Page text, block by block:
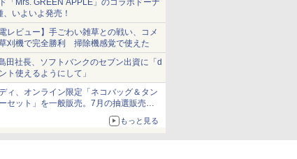
「Mrs. GREEN APPLE」のコラボドーナ
、いよいよ発売！
電レビュー】手ごわい雑草との戦い、コメ
刈機で完全勝利 掃除機感覚で使えた
田社長、ソフトバンクのセブン出資に「d
ト使えるようにして」
ィ、オンライン限定「ネコバッグ＆タン
セット」を一般販売。7月の抽選販売の
もっと見る